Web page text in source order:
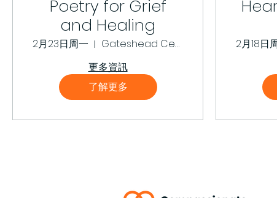
Poetry for Grief
and Healing
2月23日周一
Gateshead Central Library
更多資訊
了解更多
2月18日